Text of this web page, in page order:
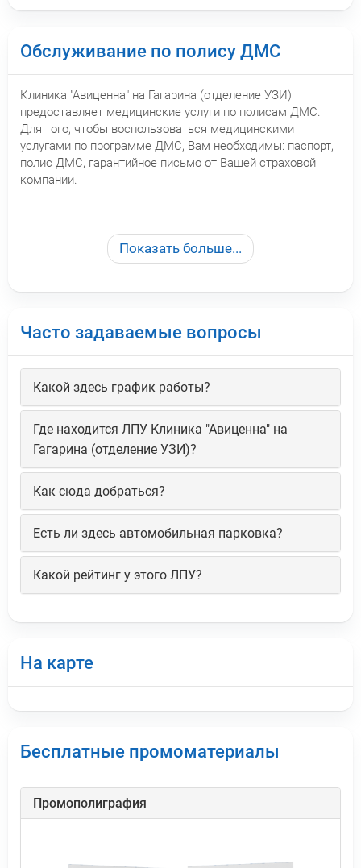
Обслуживание по полису ДМС
Клиника "Авиценна" на Гагарина (отделение УЗИ)
предоставляет медицинские услуги по полисам ДМС.
Для того, чтобы воспользоваться медицинскими
услугами по программе ДМС, Вам необходимы: паспорт,
полис ДМС, гарантийное письмо от Вашей страховой
компании.
Показать больше...
Часто задаваемые вопросы
Какой здесь график работы?
Где находится ЛПУ Клиника "Авиценна" на
Гагарина (отделение УЗИ)?
Как сюда добраться?
Есть ли здесь автомобильная парковка?
Какой рейтинг у этого ЛПУ?
На карте
Бесплатные промоматериалы
Промополиграфия